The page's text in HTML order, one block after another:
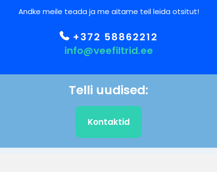
Andke meile teada ja me aitame teil leida otsitut!
+372 58862212
info@veefiltrid.ee
Telli uudised:
Kontaktid